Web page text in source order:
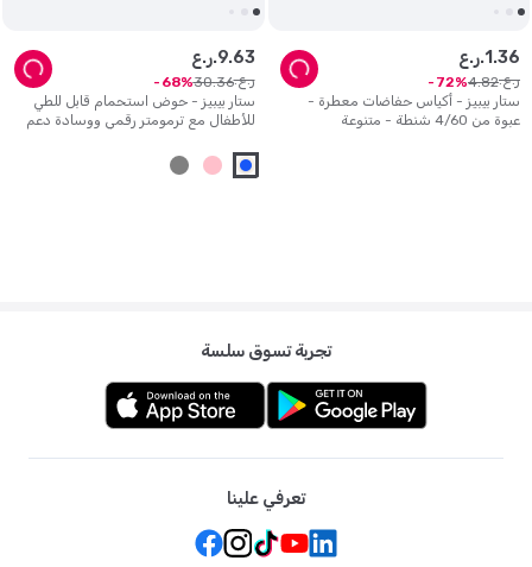
ستار بيبيز - أكياس حفاضات معطرة -
عبوة من 4/60 شنطة - متنوعة
ر.ع.1 .36
ر.ع. 4.82
72
ستار بيبيز - حوض استحمام قابل للطي
للأطفال مع ترمومتر رقمي ووسادة دعم
ر.ع.9.63
ر.ع. 30.36
68
تجربة تسوق سلسة
تعرفي علينا